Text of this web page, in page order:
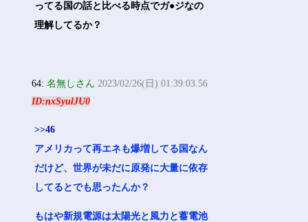
ってる国の話と比べる時点でガ●ジなの
理解してるか？
64:名無しさん 2023/02/26(日) 01:39:03.56
ID:nxSyulJU0
>>46
アメリカって再エネも爆増してる国なん
だけど、世界が未だに原発に大量に依存
してるとでも思ったんか？
もはや新規電源は太陽光と風力と蓄電池